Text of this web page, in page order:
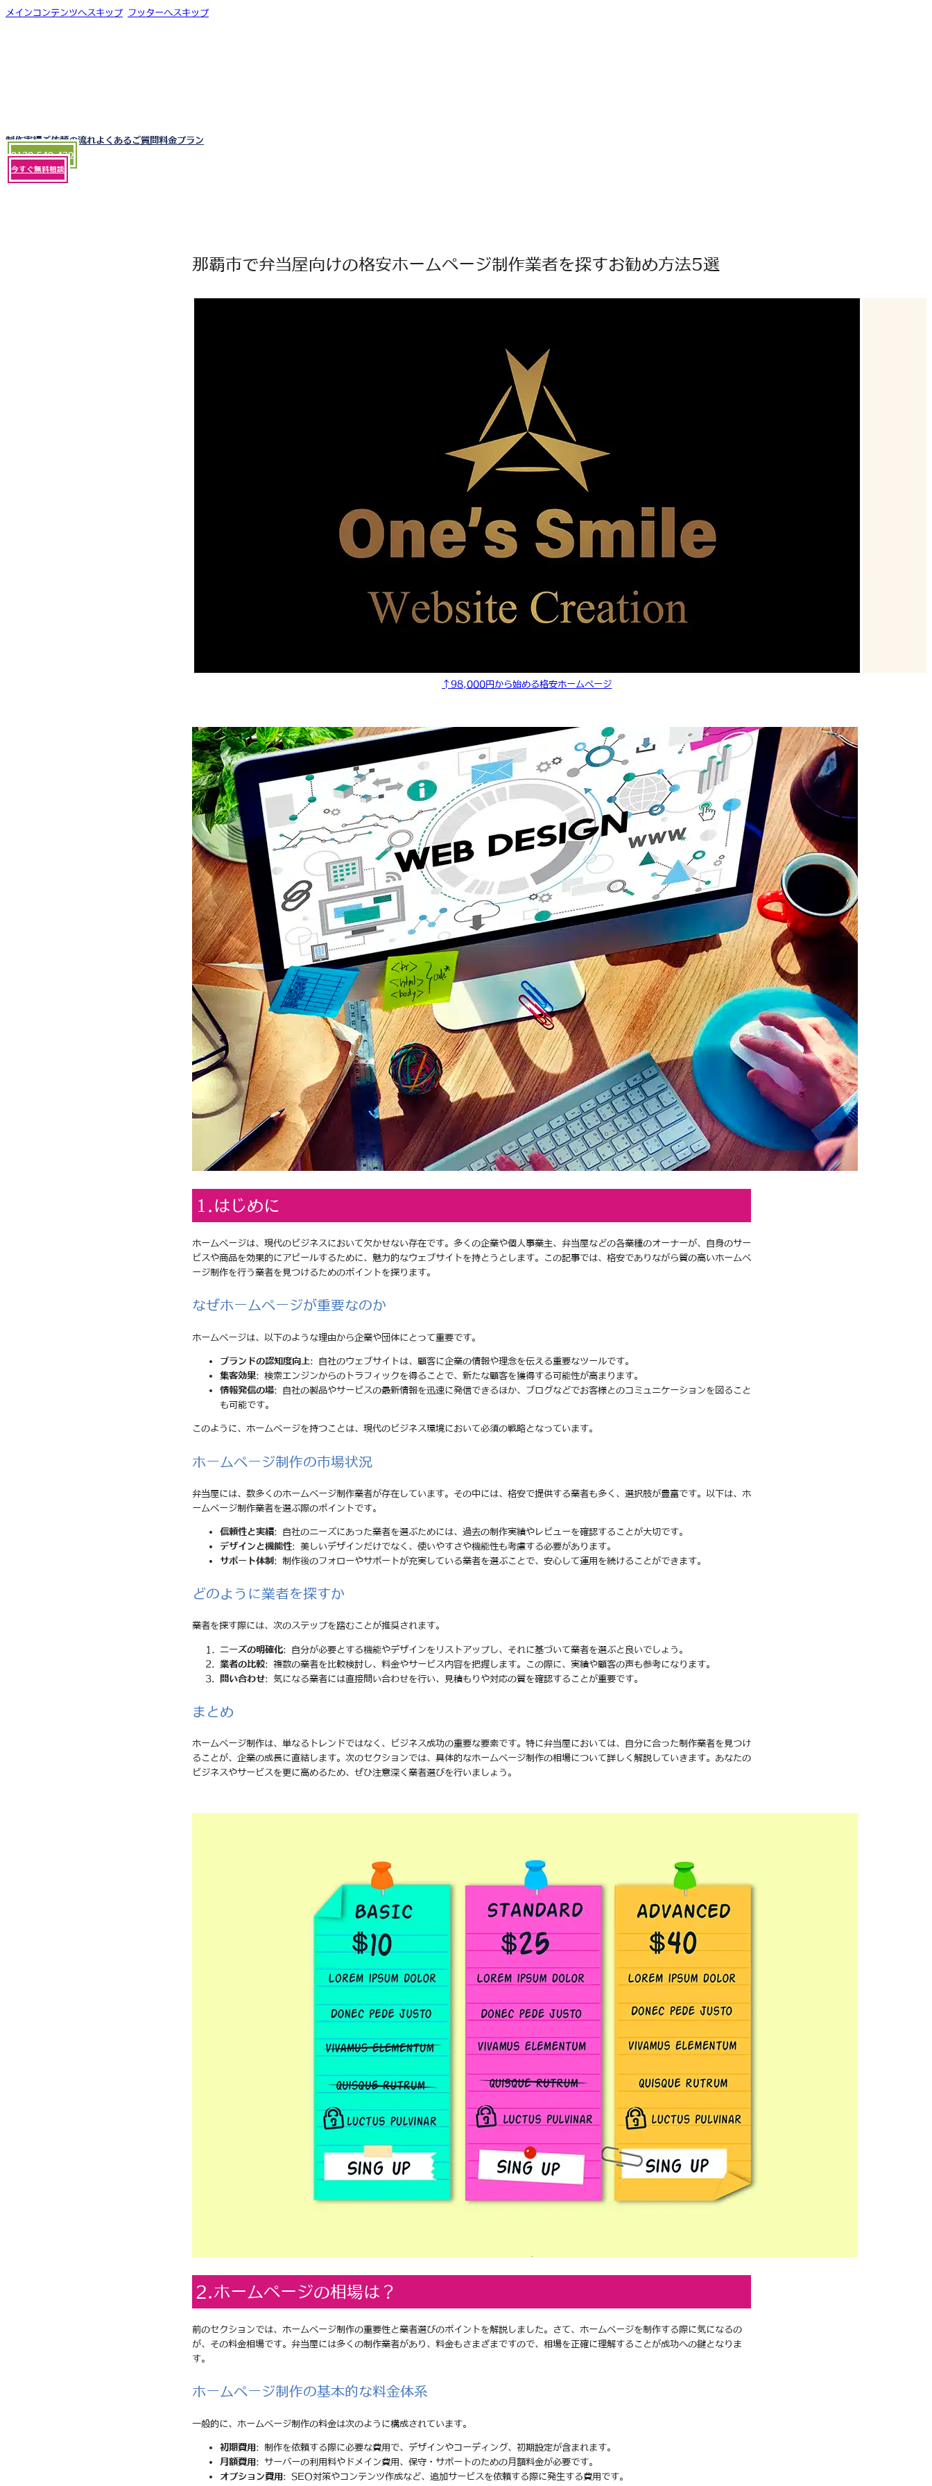
メインコンテンツへスキップ フッターへスキップ
制作実績ご依頼の流れ よくあるご質問料金プラン
0120-540-430
今すぐ無料相談
那覇市で弁当屋向けの格安ホームページ制作業者を探すお勧め方法5選
↑98,000円から始める格安ホームページ
1.はじめに
ホームページは、現代のビジネスにおいて欠かせない存在です。多くの企業や個人事業主、弁当屋などの各業種のオーナーが、自身のサー
ビスや商品を効果的にアピールするために、魅力的なウェブサイトを持とうとします。この記事では、格安でありながら質の高いホームペ
ージ制作を行う業者を見つけるためのポイントを探ります。
なぜホームページが重要なのか
ホームページは、以下のような理由から企業や団体にとって重要です。
ブランドの認知度向上: 自社のウェブサイトは、顧客に企業の情報や理念を伝える重要なツールです。
集客効果: 検索エンジンからのトラフィックを得ることで、新たな顧客を獲得する可能性が高まります。
情報発信の場: 自社の製品やサービスの最新情報を迅速に発信できるほか、ブログなどでお客様とのコミュニケーションを図ること
も可能です。
このように、ホームページを持つことは、現代のビジネス環境において必須の戦略となっています。
ホームページ制作の市場状況
弁当屋には、数多くのホームページ制作業者が存在しています。その中には、格安で提供する業者も多く、選択肢が豊富です。以下は、ホ
ームページ制作業者を選ぶ際のポイントです。
信頼性と実績: 自社のニーズにあった業者を選ぶためには、過去の制作実績やレビューを確認することが大切です。
デザインと機能性: 美しいデザインだけでなく、使いやすさや機能性も考慮する必要があります。
サポート体制 : 制作後のフォローやサポートが充実している業者を選ぶことで、安心して運用を続けることができます。
どのように業者を探すか
業者を探す際には、次のステップを踏むことが推奨されます。
ニーズの明確化: 自分が必要とする機能やデザインをリストアップし、それに基づいて業者を選ぶと良いでしょう。
業者の比較: 複数の業者を比較検討し、料金やサービス内容を把握します。この際に、実績や顧客の声も参考になります。
問い合わせ: 気になる業者には直接問い合わせを行い、見積もりや対応の質を確認することが重要です。
まとめ
ホームページ制作は、単なるトレンドではなく、ビジネス成功の重要な要素です。特に弁当屋においては、自分に合った制作業者を見つけ
ることが、企業の成長に直結します。次のセクションでは、具体的なホームページ制作の相場について詳しく解説していきます。あなたの
ビジネスやサービスを更に高めるため、ぜひ注意深く業者選びを行いましょう。
2.ホームページの相場は？
前のセクションでは、ホームページ制作の重要性と業者選びのポイントを解説しました。さて、ホームページを制作する際に気になるの
が、その料金相場です。弁当屋には多くの制作業者があり、料金もさまざまですので、相場を正確に理解することが成功への鍵となりま
す。
ホームページ制作の基本的な料金体系
一般的に、ホームページ制作の料金は次のように構成されています。
初期費用 : 制作を依頼する際に必要な費用で、デザインやコーディング、初期設定が含まれます。
月額費用 : サーバーの利用料やドメイン費用、保守・サポートのための月額料金が必要です。
オプション費用 : SEO対策やコンテンツ作成など、追加サービスを依頼する際に発生する費用です。